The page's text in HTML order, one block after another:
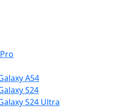
A54
S24
S24 Ultra